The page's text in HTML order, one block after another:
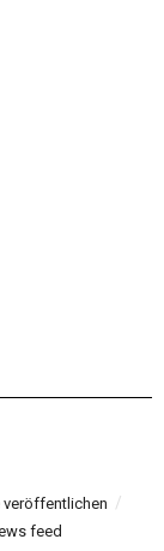
veröffentlichen
feed